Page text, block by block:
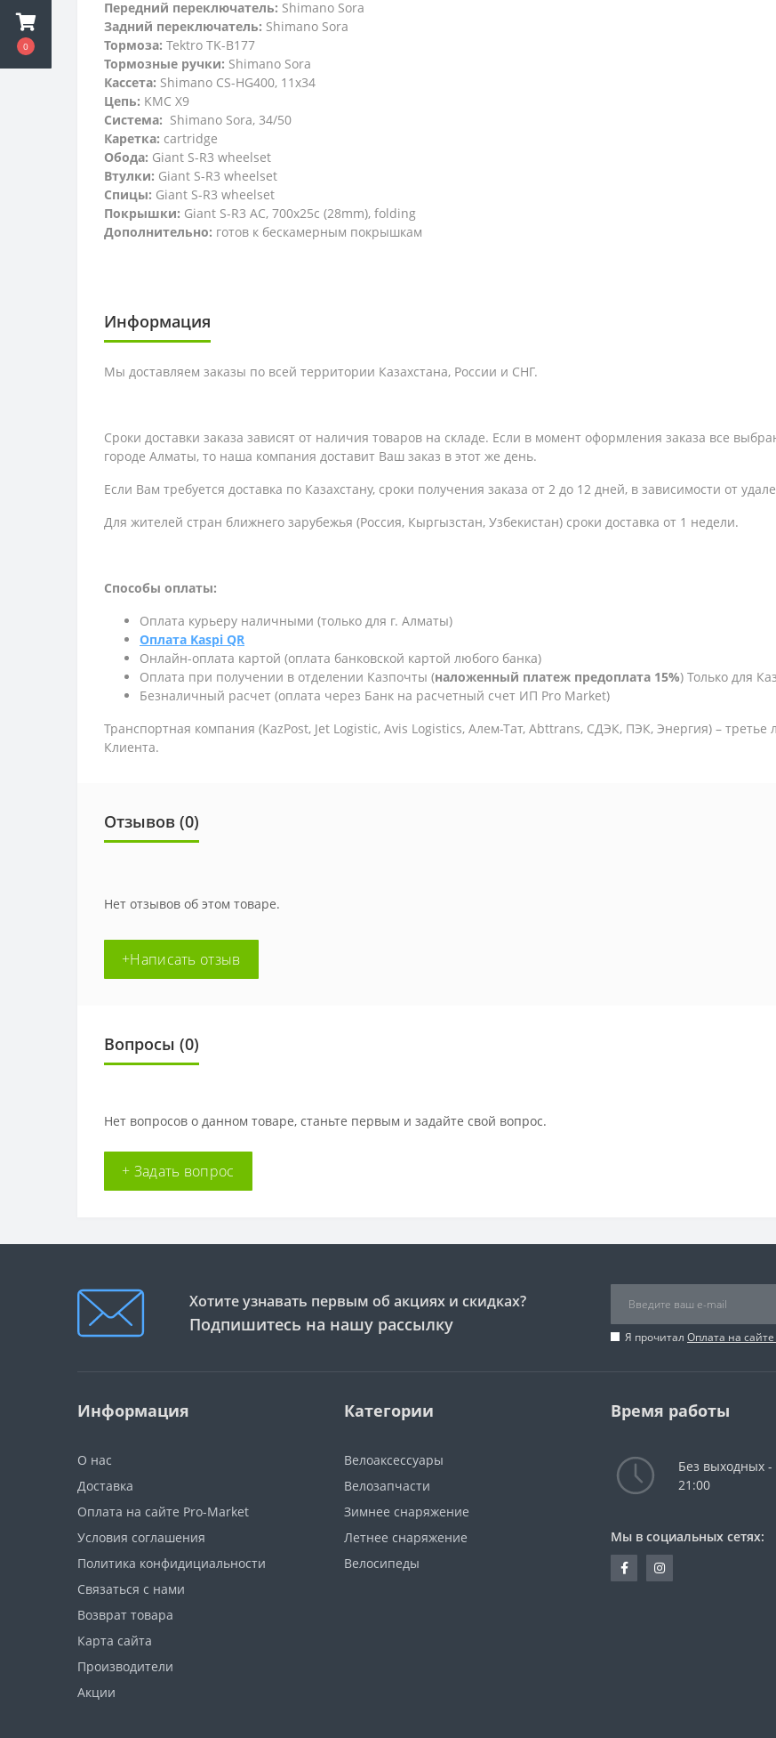
0
Передний переключатель: Shimano Sora
Задний переключатель: Shimano Sora
Тормоза: Tektro TK-B177
Тормозные ручки: Shimano Sora
Кассета: Shimano CS-HG400, 11x34
Цепь: KMC X9
Система: Shimano Sora, 34/50
Каретка: cartridge
Обода: Giant S-R3 wheelset
Втулки: Giant S-R3 wheelset
Спицы: Giant S-R3 wheelset
Покрышки: Giant S-R3 AC, 700x25c (28mm), folding
Дополнительно: готов к бескамерным покрышкам
Информация
Мы доставляем заказы по всей территории Казахстана, России и СНГ.
Сроки доставки заказа зависят от наличия товаров на складе. Если в момент оформления заказа все
городе Алматы, то наша компания доставит Ваш заказ в этот же день.
Если Вам требуется доставка по Казахстану, сроки получения заказа от 2 до 12 дней, в зависимости от
Для жителей стран ближнего зарубежья (Россия, Кыргызстан, Узбекистан) сроки доставка от 1 недели.
Способы оплаты:
Оплата курьеру наличными (только для г. Алматы)
Оплата Kaspi QR
Онлайн-оплата картой (оплата банковской картой любого банка)
Оплата при получении в отделении Казпочты (наложенный платеж предоплата 15%) Только для
Безналичный расчет (оплата через Банк на расчетный счет ИП Pro Market)
Транспортная компания (KazPost, Jet Logistic, Avis Logistics, Алем-Тат, Abttrans, СДЭК, ПЭК, Энергия) – третье
Клиента.
Отзывов (0)
Нет отзывов об этом товаре.
+Написать отзыв
Вопросы (0)
Нет вопросов о данном товаре, станьте первым и задайте свой вопрос.
+ Задать вопрос
Хотите узнавать первым об акциях и скидках?
Подпишитесь на нашу рассылку
Я прочитал Оплата на
Информация
О нас
Доставка
Оплата на сайте Pro-Market
Условия соглашения
Политика конфидициальности
Связаться с нами
Возврат товара
Карта сайта
Производители
Акции
Категории
Велоаксессуары
Велозапчасти
Зимнее снаряжение
Летнее снаряжение
Велосипеды
Время работы
Без выходных -
21:00
Мы в социальных сетях: